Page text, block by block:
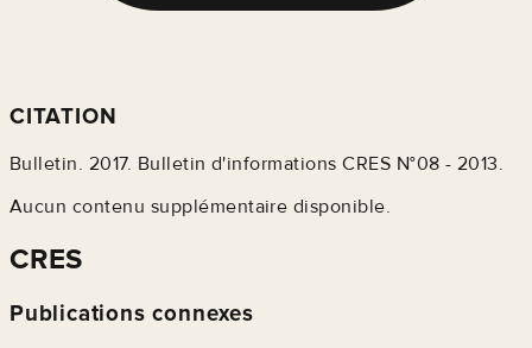
CITATION
Bulletin. 2017. Bulletin d'informations CRES N°08 - 2013.
Aucun contenu supplémentaire disponible.
CRES
Publications connexes